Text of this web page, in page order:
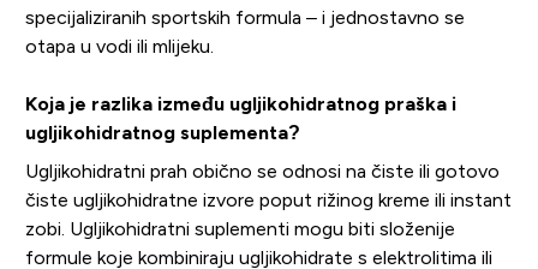
specijaliziranih sportskih formula – i jednostavno se
otapa u vodi ili mlijeku.
Koja je razlika između ugljikohidratnog praška i
ugljikohidratnog suplementa?
Ugljikohidratni prah obično se odnosi na čiste ili gotovo
čiste ugljikohidratne izvore poput rižinog kreme ili instant
zobi. Ugljikohidratni suplementi mogu biti složenije
formule koje kombiniraju ugljikohidrate s elektrolitima ili